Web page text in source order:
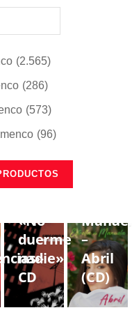
(2.565)
(286)
(573)
(96)
FLAMENCO
Gregorio
«No
duerme
nadie»
CD
Manuela
–
Abril
(CD)